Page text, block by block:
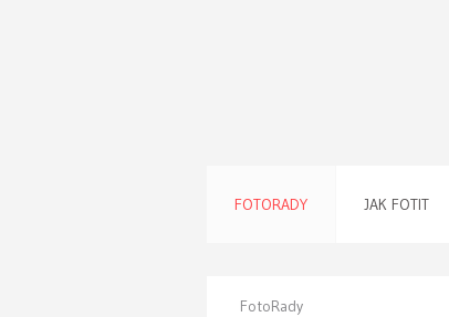
FOTORADY JAK FOTIT
FotoRady